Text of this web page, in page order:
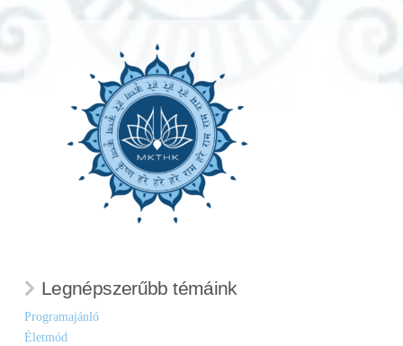
Legnépszerűbb témáink
Programajánló
Életmód